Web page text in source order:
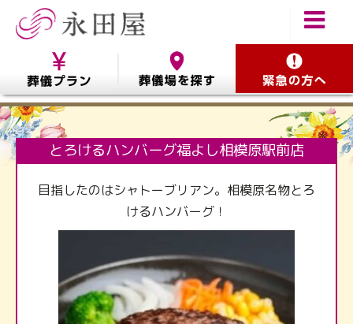
とろけるハンバーグ福よし相模原駅前店
目指したのはシャトーブリアン。相模原名物とろ
けるハンバーグ！